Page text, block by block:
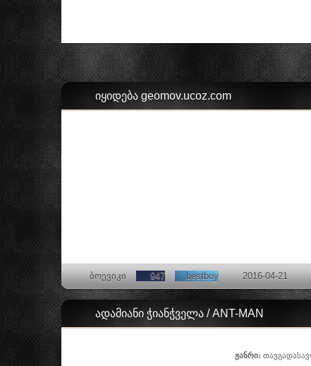
იყიდება geomov.ucoz.com
ბოევიკი 947 bestboy 2016-04-21
ადამიანი ჭიანჭველა / ANT-MAN
ჟანრი: